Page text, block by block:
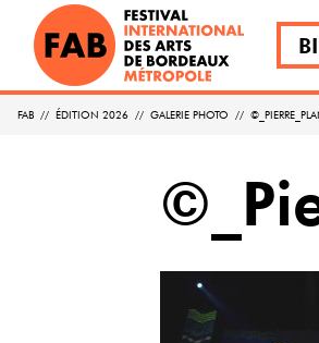
FAB // ÉDITION 2026 // GALERIE PHOTO //